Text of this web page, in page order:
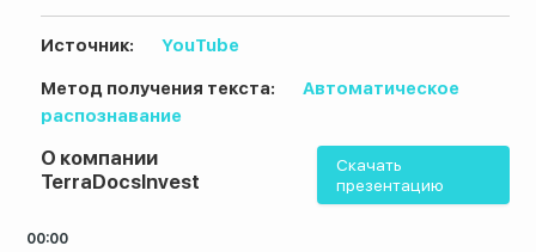
8 (800) 200-33-08
Бесплатный звонок по всей России
Источник:
YouTube
Метод получения текста:
Автоматическое
распознавание
О компании
TerraDocsInvest
Скачать
презентацию
00:00